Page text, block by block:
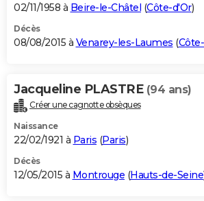
02/11/1958 à Beire-le-Châtel (Côte-d'Or)
Décès
08/08/2015 à Venarey-les-Laumes (
Jacqueline PLASTRE (94 ans)
Créer une cagnotte obsèques
Naissance
22/02/1921 à Paris (Paris)
Décès
12/05/2015 à Montrouge (Hauts-de-Seine